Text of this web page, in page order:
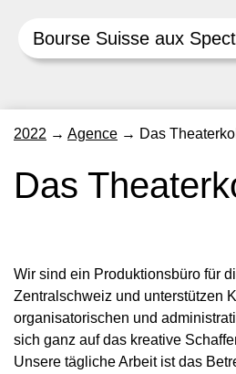
Bourse Suisse aux
2022 → Agence → Das
Das
Wir sind ein Produktionsbüro für
Zentralschweiz und unterstützen
organisatorischen und
sich ganz auf das kreative
Unsere tägliche Arbeit ist das